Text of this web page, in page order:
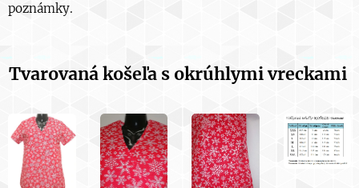
poznámky.
Tvarovaná košeľa s okrúhlymi vreckami